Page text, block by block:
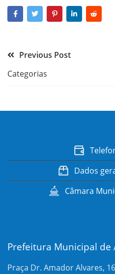
Previous Post
Categorias
Dados
Câmara
Prefeitura Municipal de
Praça Dr. Amador Alvares,